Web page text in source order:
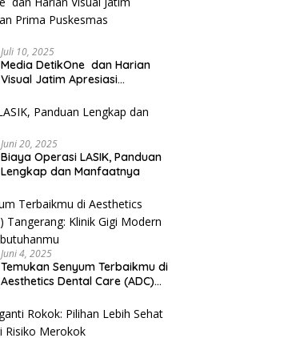
Juli 10, 2025
Media DetikOne dan Harian
Visual Jatim Apresiasi
Bangsalsari
Juni 20, 2025
Biaya Operasi LASIK, Panduan
Lengkap dan Manfaatnya
Juni 4, 2025
Temukan Senyum Terbaikmu di
Aesthetics Dental Care (ADC)
yang Mengerti Kebutuhanmu